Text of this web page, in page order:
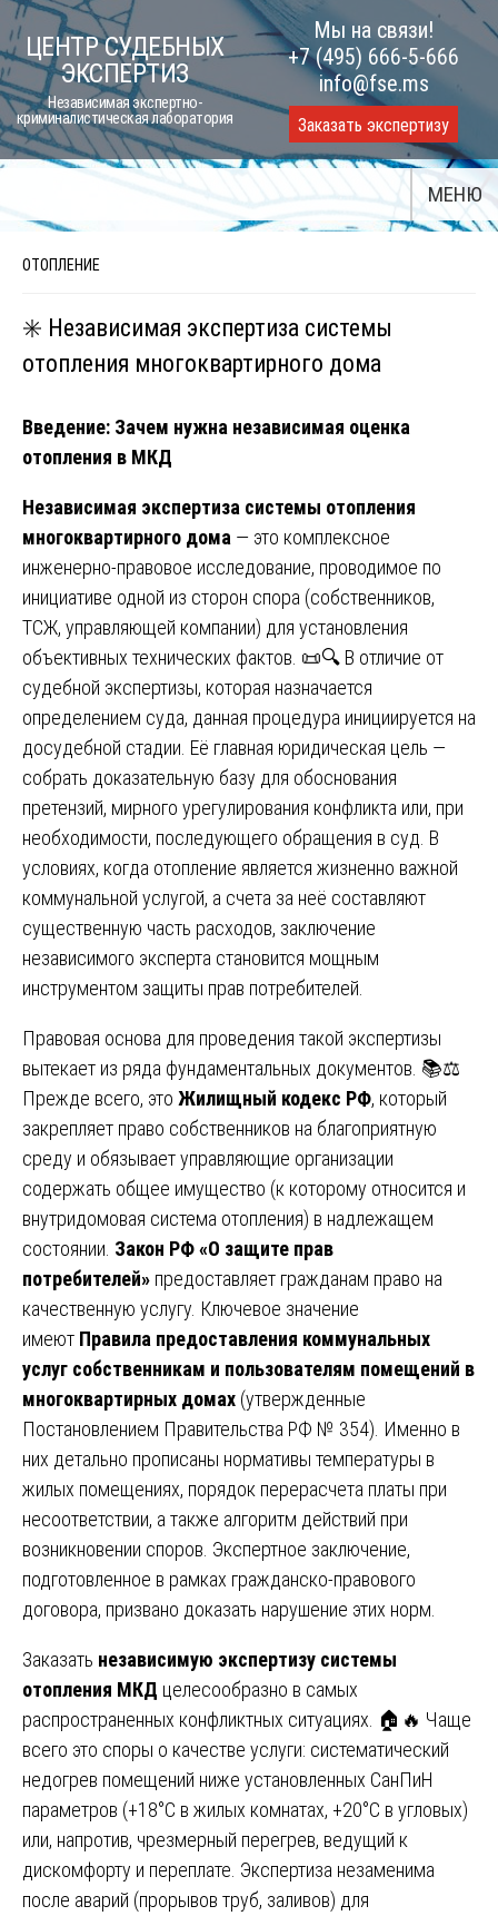
Skip
to
content
ЦЕНТР СУДЕБНЫХ
ЭКСПЕРТИЗ
Независимая экспертно-
криминалистическая лаборатория
Мы на связи!
+7 (495) 666-5-666
info@fse.ms
Заказать экспертизу
МЕНЮ
ОТОПЛЕНИЕ
✳️ Независимая экспертиза системы
отопления многоквартирного дома
Введение: Зачем нужна независимая оценка
отопления в МКД
Независимая экспертиза системы отопления
многоквартирного дома — это комплексное
инженерно-правовое исследование, проводимое по
инициативе одной из сторон спора (собственников,
ТСЖ, управляющей компании) для установления
объективных технических фактов. 📜🔍 В отличие от
судебной экспертизы, которая назначается
определением суда, данная процедура инициируется на
досудебной стадии. Её главная юридическая цель —
собрать доказательную базу для обоснования
претензий, мирного урегулирования конфликта или, при
необходимости, последующего обращения в суд. В
условиях, когда отопление является жизненно важной
коммунальной услугой, а счета за неё составляют
существенную часть расходов, заключение
независимого эксперта становится мощным
инструментом защиты прав потребителей.
Правовая основа для проведения такой экспертизы
вытекает из ряда фундаментальных документов. 📚⚖️
Прежде всего, это Жилищный кодекс РФ, который
закрепляет право собственников на благоприятную
среду и обязывает управляющие организации
содержать общее имущество (к которому относится и
внутридомовая система отопления) в надлежащем
состоянии. Закон РФ «О защите прав
потребителей» предоставляет гражданам право на
качественную услугу. Ключевое значение
имеют Правила предоставления коммунальных
услуг собственникам и пользователям помещений в
многоквартирных домах (утвержденные
Постановлением Правительства РФ № 354). Именно в
них детально прописаны нормативы температуры в
жилых помещениях, порядок перерасчета платы при
несоответствии, а также алгоритм действий при
возникновении споров. Экспертное заключение,
подготовленное в рамках гражданско-правового
договора, призвано доказать нарушение этих норм.
Заказать независимую экспертизу системы
отопления МКД целесообразно в самых
распространенных конфликтных ситуациях. 🏠🔥 Чаще
всего это споры о качестве услуги: систематический
недогрев помещений ниже установленных СанПиН
параметров (+18°C в жилых комнатах, +20°C в угловых)
или, напротив, чрезмерный перегрев, ведущий к
дискомфорту и переплате. Экспертиза незаменима
после аварий (прорывов труб, заливов) для